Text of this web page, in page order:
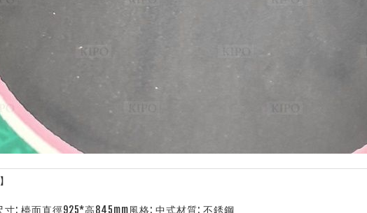
寸: 檯面直徑925*高845mm風格: 中式材質: 不銹鋼